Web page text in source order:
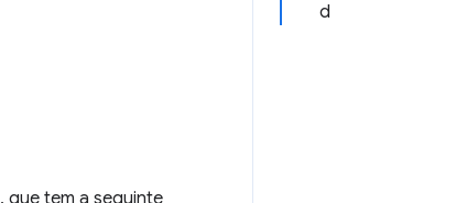
d
, que tem a seguinte